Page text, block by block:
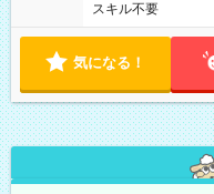
スキル不要
気になる！